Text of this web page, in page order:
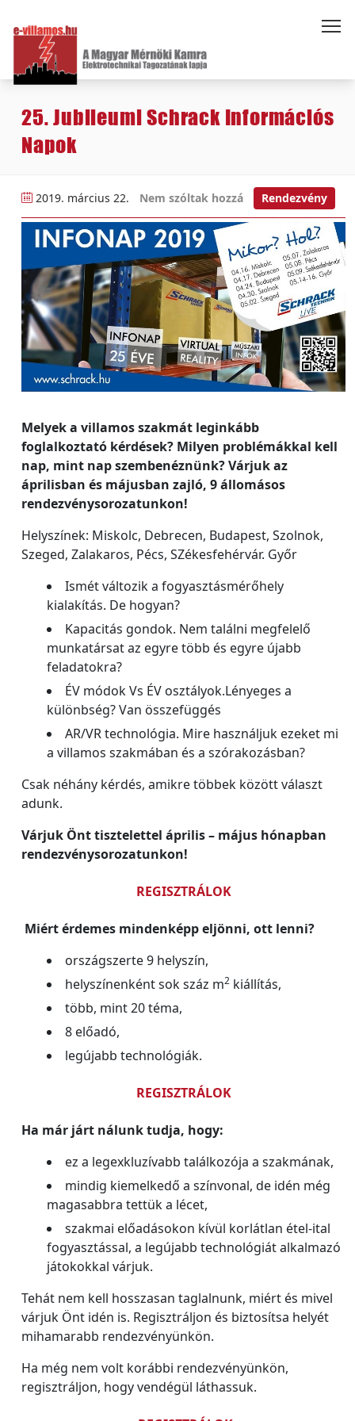
25. Jubileumi Schrack Információs
Napok
2019. március 22. Nem szóltak hozzá Rendezvény
Melyek a villamos szakmát leginkább
foglalkoztató kérdések? Milyen problémákkal kell
nap, mint nap szembenéznünk? Várjuk az
áprilisban és májusban zajló, 9 állomásos
rendezvénysorozatunkon!
Helyszínek: Miskolc, Debrecen, Budapest, Szolnok,
Szeged, Zalakaros, Pécs, SZékesfehérvár. Győr
Ismét változik a fogyasztásmérőhely
kialakítás. De hogyan?
Kapacitás gondok. Nem találni megfelelő
munkatársat az egyre több és egyre újabb
feladatokra?
ÉV módok Vs ÉV osztályok.Lényeges a
különbség? Van összefüggés
AR/VR technológia. Mire használjuk ezeket mi
a villamos szakmában és a szórakozásban?
Csak néhány kérdés, amikre többek között választ
adunk.
Várjuk Önt tisztelettel április – május hónapban
rendezvénysorozatunkon!
REGISZTRÁLOK
Miért érdemes mindenképp eljönni, ott lenni?
országszerte 9 helyszín,
helyszínenként sok száz m2 kiállítás,
több, mint 20 téma,
8 előadó,
legújabb technológiák.
REGISZTRÁLOK
Ha már járt nálunk tudja, hogy:
ez a legexkluzívabb találkozója a szakmának,
mindig kiemelkedő a színvonal, de idén még
magasabbra tettük a lécet,
szakmai előadásokon kívül korlátlan étel-ital
fogyasztással, a legújabb technológiát alkalmazó
játokokkal várjuk.
Tehát nem kell hosszasan taglalnunk, miért és mivel
várjuk Önt idén is. Regisztráljon és biztosítsa helyét
mihamarabb rendezvényünkön.
Ha még nem volt korábbi rendezvényünkön,
regisztráljon, hogy vendégül láthassuk.